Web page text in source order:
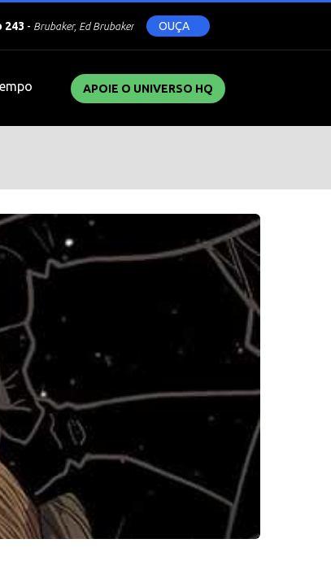
243 - Brubaker, Ed Brubaker OUÇA
APOIE O UNIVERSO HQ